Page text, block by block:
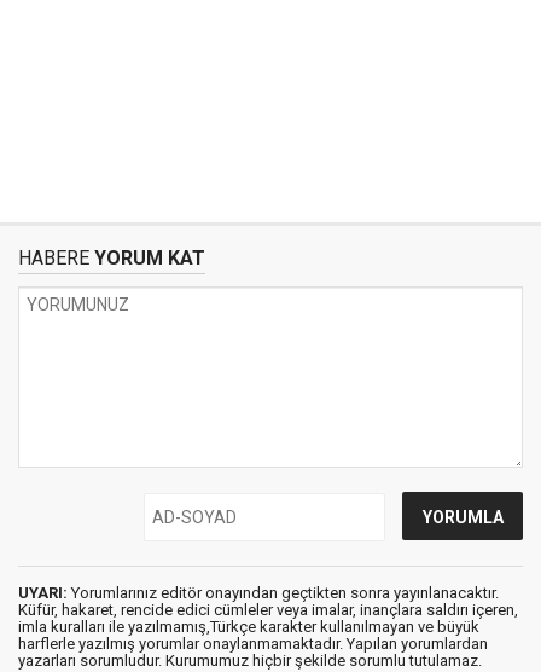
HABERE YORUM KAT
UYARI: Yorumlarınız editör onayından geçtikten sonra yayınlanacaktır.
Küfür, hakaret, rencide edici cümleler veya imalar, inançlara saldırı içeren,
imla kuralları ile yazılmamış,Türkçe karakter kullanılmayan ve büyük
harflerle yazılmış yorumlar onaylanmamaktadır. Yapılan yorumlardan
yazarları sorumludur. Kurumumuz hiçbir şekilde sorumlu tutulamaz.